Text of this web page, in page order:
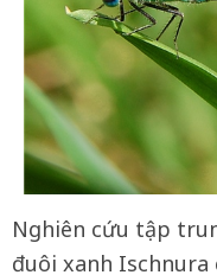
Nghiên cứu tập
đuôi xanh Ischnura